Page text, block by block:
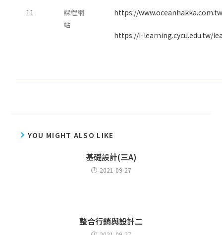
11
課程網
站
https://
https://i-learning.cycu.edu.tw/
YOU MIGHT ALSO LIKE
基礎設計(三A)
2021-09-27
整合行銷與設計二